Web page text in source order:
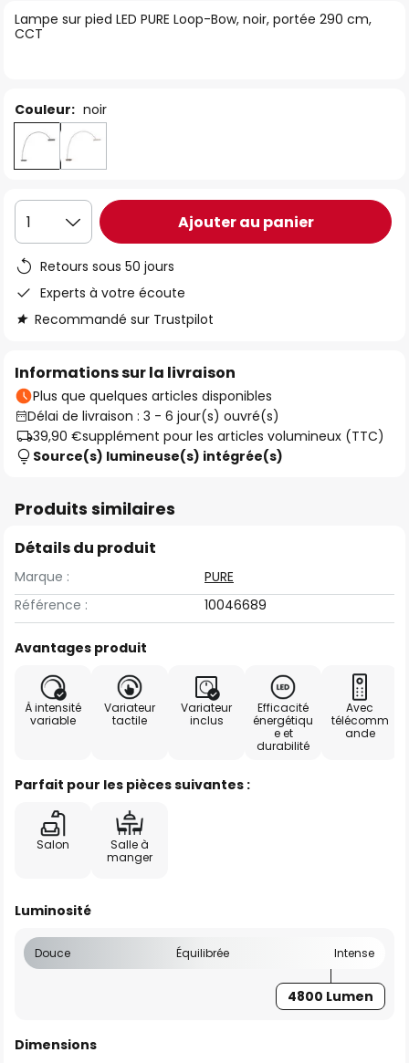
of
the
Lampe sur pied LED PURE Loop-Bow, noir, portée 290 cm,
CCT
Couleur: noir
1 Ajouter au panier
Retours sous 50 jours
Experts à votre écoute
Recommandé sur Trustpilot
Informations sur la livraison
Plus que quelques articles disponibles
Délai de livraison : 3 - 6 jour(s) ouvré(s)
39,90 €supplément pour les articles volumineux (TTC)
Source(s) lumineuse(s) intégrée(s)
Produits similaires
Détails du produit
Marque :
PURE
Référence :
10046689
Avantages produit
À intensité
variable
Variateur
tactile
Variateur
inclus
Efficacité
énergétiqu
e et
durabilité
Avec
télécomm
ande
Parfait pour les pièces suivantes :
Salon
Salle à
manger
Luminosité
Douce Équilibrée Intense
4800 Lumen
Dimensions